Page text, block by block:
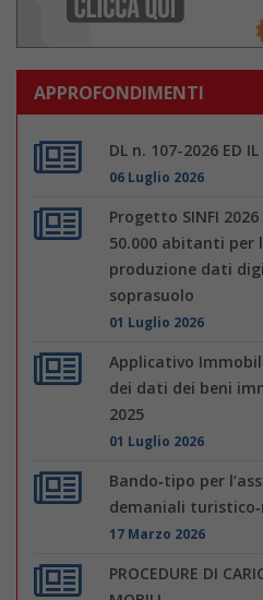
APPROFONDIMENTI
DL n. 107-2026 ED IL
06 Luglio 2026
Progetto SINFI
50.000 abitanti per
produzione dati
soprasuolo
01 Luglio 2026
Applicativo
dei dati dei beni
2025
01 Luglio 2026
Bando‑tipo per
demaniali
17 Marzo 2026
PROCEDURE DI